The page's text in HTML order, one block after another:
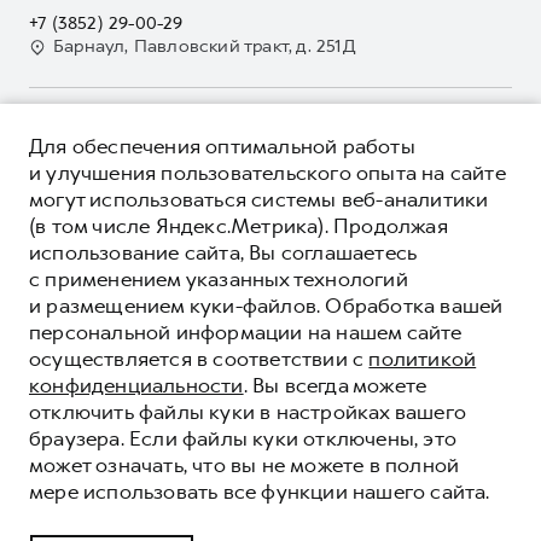
Для малого бизнеса
Система управления автопарком
Сервис для корпоративных клиентов
HAVAL Лизинг
Автомобильные аксессуары
Коллекция PRO
Коллекция Базовая
Коллекция Детская
GWM Безопасность
Мобильное приложение GWM
Программа «HAVAL Защита+»
Руководства по эксплуатации
Подписки
Автомобильные аксессуары
Коллекция PRO
Коллекция Базовая
Коллекция Детская
Наша команда
Контакты
+7 (3852) 29-00-29
Барнаул, Павловский тракт, д. 251Д
ЦЕНЫ И ВЫГОДЫ
ЮРИДИЧЕСКАЯ ИНФОРМАЦИЯ
Вся представленная на сайте информация, касающаяся
автомобилей и сервисного обслуживания, носит
информационный характер и не является публичной офертой.
Все цены, указанные на данном сайте, носят информационный
характер и являются максимально рекомендуемыми
розничными ценами по расчетам дистрибьютора (ООО «Грейт
Волл Мотор Рус»). Для получения подробной информации
просьба обращаться к ближайшему официальному дилеру ООО
«Грейт Волл Мотор Рус» либо по телефону Горячей линии 8 (800)
511-59-86, либо на сайте. Опубликованная на данном сайте
информация может быть изменена в любое время без
****На некоторых автомобилях HAVAL может отсутствовать
система / устройство вызова экстренных оперативных служб
(блок ЭРА-ГЛОНАСС).
Показать все
© 2026 ООО «Грейт Волл Мотор Рус»
© 2026 ООО «АНТ Холдинг»
Политика конфиденциальности
Юридическая информация
Для обеспечения оптимальной работы
и улучшения пользовательского опыта на сайте
могут использоваться системы веб-аналитики
(в том числе Яндекс.Метрика). Продолжая
использование сайта, Вы соглашаетесь
с применением указанных технологий
и размещением куки-файлов. Обработка вашей
персональной информации на нашем сайте
осуществляется в соответствии с политикой
конфиденциальности. Вы всегда можете
отключить файлы куки в настройках вашего
браузера. Если файлы куки отключены, это
может означать, что вы не можете в полной
мере использовать все функции нашего сайта.